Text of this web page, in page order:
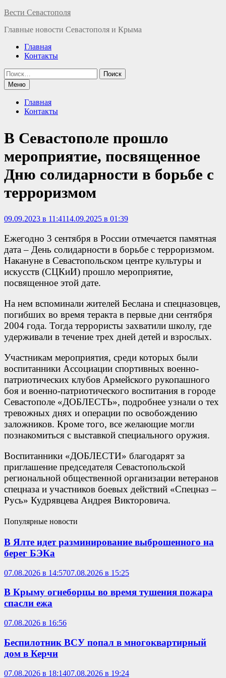
Перейти
содержимому
Вести Севастополя
Главные новости Севастополя и Крыма
Главная
Контакты
Найти:
Меню
Главная
Контакты
В Севастополе прошло
мероприятие, посвященное
Дню солидарности в борьбе с
терроризмом
09.09.2023 в 11:4114.09.2025 в 01:39
Ежегодно 3 сентября в России отмечается памятная
дата – День солидарности в борьбе с терроризмом.
Накануне в Севастопольском центре культуры и
искусств (СЦКиИ) прошло мероприятие,
посвященное этой дате.
На нем вспоминали жителей Беслана и спецназовцев,
погибших во время теракта в первые дни сентября
2004 года. Тогда террористы захватили школу, где
удерживали в течение трех дней детей и взрослых.
Участникам мероприятия, среди которых были
воспитанники Ассоциации спортивных военно-
патриотических клубов Армейского рукопашного
боя и военно-патриотического воспитания в городе
Севастополе «ДОБЛЕСТЬ», подробнее узнали о тех
тревожных днях и операции по освобождению
заложников. Кроме того, все желающие могли
познакомиться с выставкой специального оружия.
Воспитанники «ДОБЛЕСТИ» благодарят за
приглашение председателя Севастопольской
региональной общественной организации ветеранов
спецназа и участников боевых действий «Спецназ –
Русь» Кудрявцева Андрея Викторовича.
Популярные новости
В Ялте идет разминирование выброшенного на
берег БЭКа
07.08.2026 в 14:5707.08.2026 в 15:25
В Крыму огнеборцы во время тушения пожара
спасли ежа
07.08.2026 в 16:56
Беспилотник ВСУ попал в многоквартирный
дом в Керчи
07.08.2026 в 18:1407.08.2026 в 19:24